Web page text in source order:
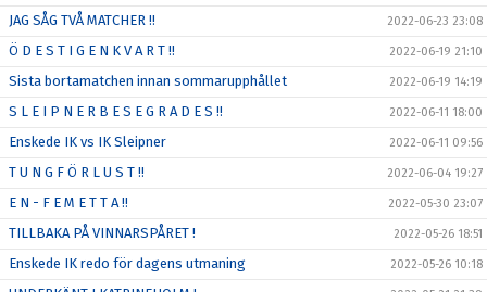
JAG SÅG TVÅ MATCHER !! 2022-06-23 23:08
Ö D E S T I G E N K V A R T !! 2022-06-19 21:10
Sista bortamatchen innan sommarupphållet 2022-06-19 14:19
S L E I P N E R B E S E G R A D E S !! 2022-06-11 18:00
Enskede IK vs IK Sleipner 2022-06-11 09:56
T U N G F Ö R L U S T !! 2022-06-04 19:27
E N - F E M E T T A !! 2022-05-30 23:07
TILLBAKA PÅ VINNARSPÅRET ! 2022-05-26 18:51
Enskede IK redo för dagens utmaning 2022-05-26 10:18